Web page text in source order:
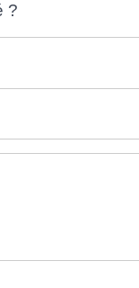
?